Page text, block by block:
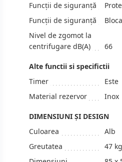
Funcții de siguranță
Funcții de siguranță
Nivel de zgomot la
centrifugare dB(A)
66
Alte functii si specifictii
Timer
Еste
Material rezervor
Inox
DIMENSIUNI ȘI DESIGN
Culoarea
Alb
Greutatea
47 kg